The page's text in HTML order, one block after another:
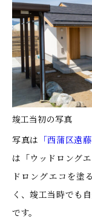
竣工当初の写真
写真は 「西蒲区遠
は「ウッドロング
ドロングエコを塗
く、竣工当時でも
です。